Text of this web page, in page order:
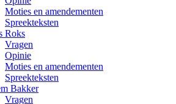
Moties en amendementen
Spreekteksten
Roks
Vragen
Opinie
Moties en amendementen
Spreekteksten
Bakker
Vragen